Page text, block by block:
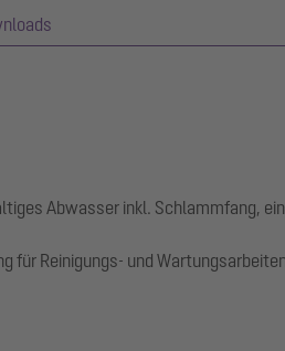
Abwasser inkl. Schlammfang,
Reinigungs- und